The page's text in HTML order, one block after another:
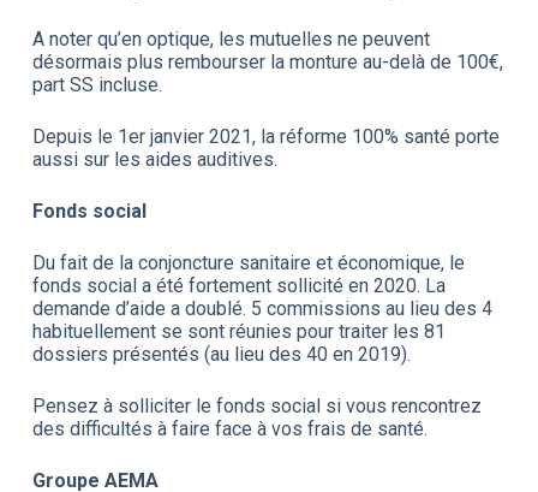
A noter qu’en optique, les mutuelles ne peuvent
désormais plus rembourser la monture au-delà de 100€,
part SS incluse.
Depuis le 1er janvier 2021, la réforme 100% santé porte
aussi sur les aides auditives.
Fonds social
Du fait de la conjoncture sanitaire et économique, le
fonds social a été fortement sollicité en 2020. La
demande d’aide a doublé. 5 commissions au lieu des 4
habituellement se sont réunies pour traiter les 81
dossiers présentés (au lieu des 40 en 2019).
Pensez à solliciter le fonds social si vous rencontrez
des difficultés à faire face à vos frais de santé.
Groupe AEMA